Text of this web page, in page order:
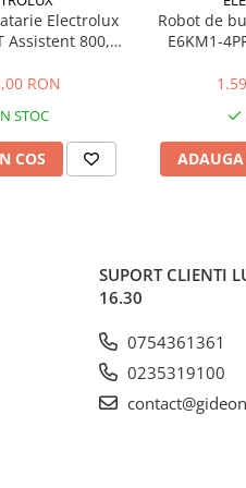
Electrolux
Assistent 800,
miscare
negru
RON
STOC
COS
Robot de
E6KM1-
viteze
SUPORT CLIENTI
16.30
0754361361
0235319100